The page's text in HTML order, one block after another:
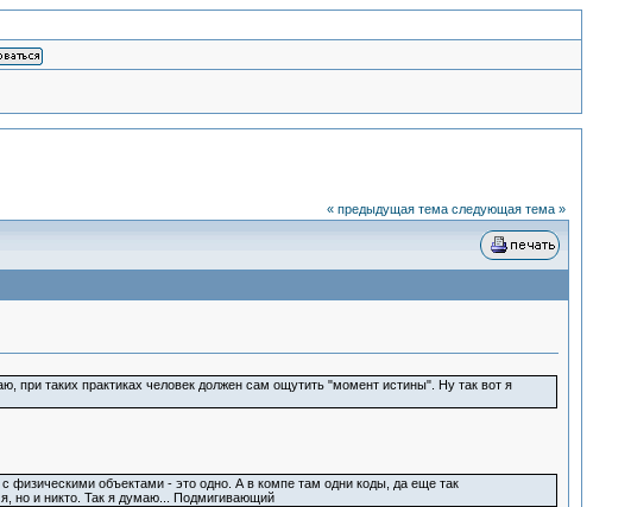
« предыдущая тема следующая тема »
при таких практиках человек должен сам ощутить "момент истины". Ну так вот я
физическими объектами - это одно. А в компе там одни коды, да еще так
я, но и никто. Так я думаю... Подмигивающий